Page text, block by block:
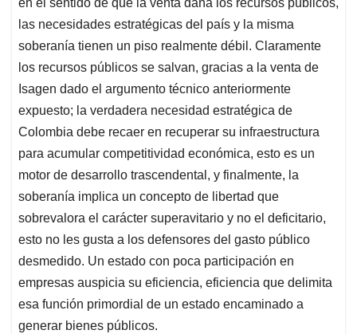
en el sentido de que la venta daña los recursos públicos,
las necesidades estratégicas del país y la misma
soberanía tienen un piso realmente débil. Claramente
los recursos públicos se salvan, gracias a la venta de
Isagen dado el argumento técnico anteriormente
expuesto; la verdadera necesidad estratégica de
Colombia debe recaer en recuperar su infraestructura
para acumular competitividad económica, esto es un
motor de desarrollo trascendental, y finalmente, la
soberanía implica un concepto de libertad que
sobrevalora el carácter superavitario y no el deficitario,
esto no les gusta a los defensores del gasto público
desmedido. Un estado con poca participación en
empresas auspicia su eficiencia, eficiencia que delimita
esa función primordial de un estado encaminado a
generar bienes públicos.